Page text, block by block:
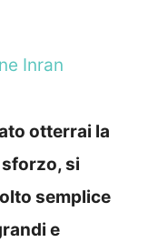
Inran
otterrai la
si
semplice
e